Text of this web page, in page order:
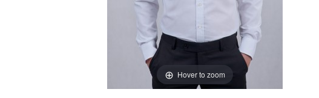
Hover to zoom